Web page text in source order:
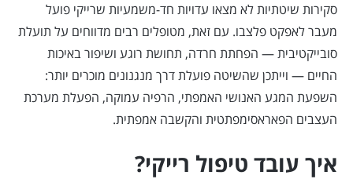
סקירות שיטתיות לא מצאו עדויות חד-משמעיות שרייקי פועל
מעבר לאפקט פלצבו. עם זאת, מטופלים רבים מדווחים על תועלת
סובייקטיבית — הפחתת חרדה, תחושת רוגע ושיפור באיכות
החיים — וייתכן שהשיטה פועלת דרך מנגנונים מוכרים יותר:
השפעת המגע האנושי האמפתי, הרפיה עמוקה, הפעלת מערכת
העצבים הפאראסימפתטית והקשבה אמפתית.
איך עובד טיפול רייקי?